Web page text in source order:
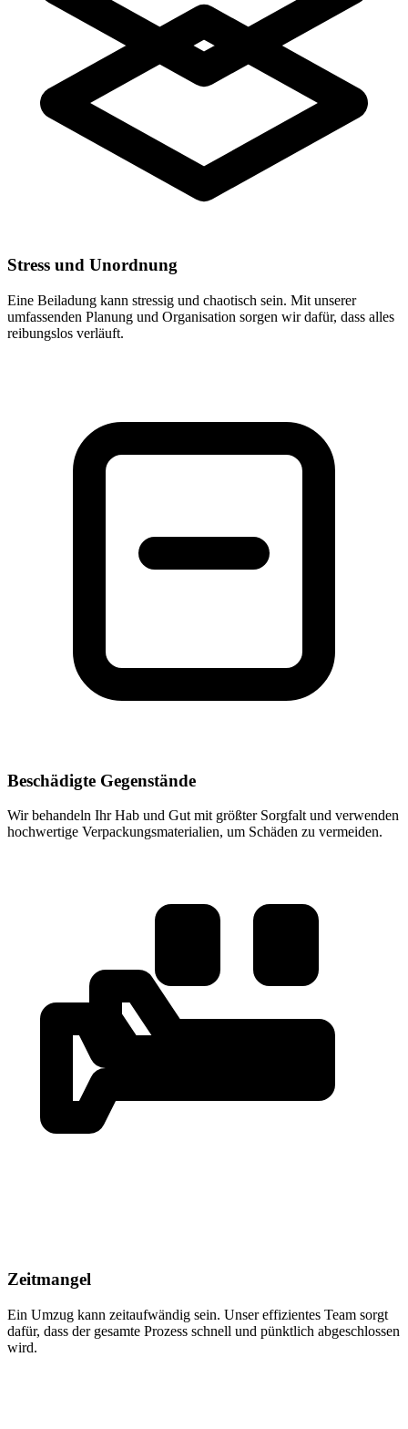
Stress und Unordnung
Eine Beiladung kann stressig und chaotisch sein. Mit unserer
umfassenden Planung und Organisation sorgen wir dafür, dass alles
reibungslos verläuft.
Beschädigte Gegenstände
Wir behandeln Ihr Hab und Gut mit größter Sorgfalt und verwenden
hochwertige Verpackungsmaterialien, um Schäden zu vermeiden.
Zeitmangel
Ein Umzug kann zeitaufwändig sein. Unser effizientes Team sorgt
dafür, dass der gesamte Prozess schnell und pünktlich abgeschlossen
wird.